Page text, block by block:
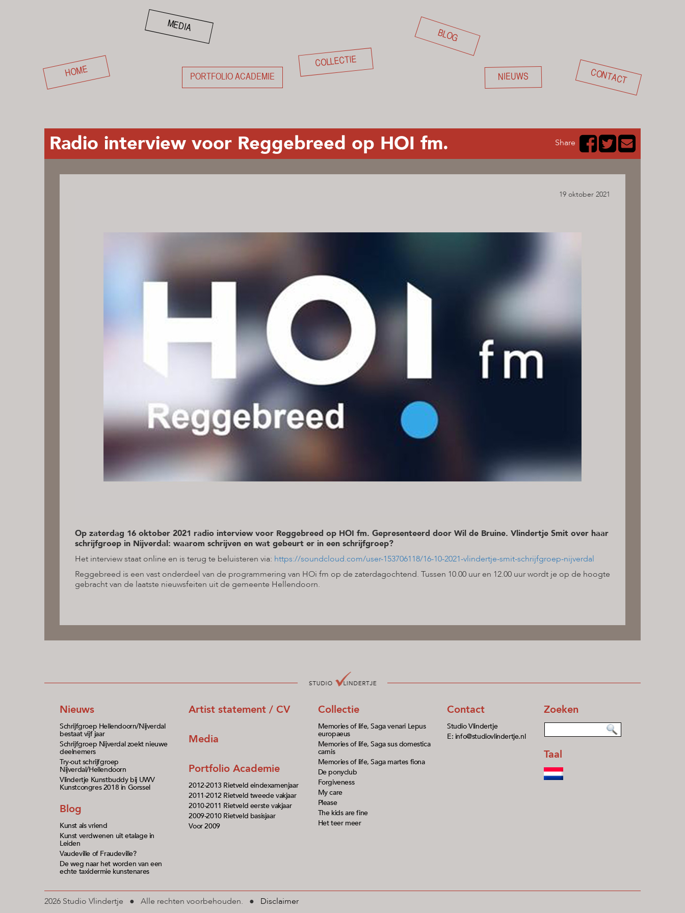
HOME
MEDIA
PORTFOLIO ACADEMIE
COLLECTIE
BLOG
NIEUWS CONTACT
Radio interview voor Reggebreed op HOI fm. Share
19 oktober 2021
Op zaterdag 16 oktober 2021 radio interview voor Reggebreed op HOI fm. Gepresenteerd door Wil de Bruine. Vlindertje Smit over haar
schrijfgroep in Nijverdal: waarom schrijven en wat gebeurt er in een schrijfgroep?
Het interview staat online en is terug te beluisteren via: https://soundcloud.com/user-153706118/16-10-2021-vlindertje-smit-schrijfgroep-nijverdal
Reggebreed is een vast onderdeel van de programmering van HOi fm op de zaterdagochtend. Tussen 10.00 uur en 12.00 uur wordt je op de hoogte
gebracht van de laatste nieuwsfeiten uit de gemeente Hellendoorn.
Nieuws
Schrijfgroep Hellendoorn/Nijverdal
bestaat vijf jaar
Schrijfgroep Nijverdal zoekt nieuwe
deelnemers
Try-out schrijfgroep
Nijverdal/Hellendoorn
Vlindertje Kunstbuddy bij UWV
Kunstcongres 2018 in Gorssel
Blog
Kunst als vriend
Kunst verdwenen uit etalage in
Leiden
Vaudeville of Fraudeville?
De weg naar het worden van een
echte taxidermie kunstenares
Artist statement / CV
Media
Portfolio Academie
2012-2013 Rietveld eindexamenjaar
2011-2012 Rietveld tweede vakjaar
2010-2011 Rietveld eerste vakjaar
2009-2010 Rietveld basisjaar
Voor 2009
Collectie
Memories of life, Saga venari Lepus
europaeus
Memories of life, Saga sus domestica
carnis
Memories of life, Saga martes fiona
De ponyclub
Forgiveness
My care
Please
The kids are fine
Het teer meer
Contact
Studio Vlindertje
E: info@studiovlindertje.nl
Zoeken
Taal
2026 Studio Vlindertje ● Alle rechten voorbehouden. ● Disclaimer